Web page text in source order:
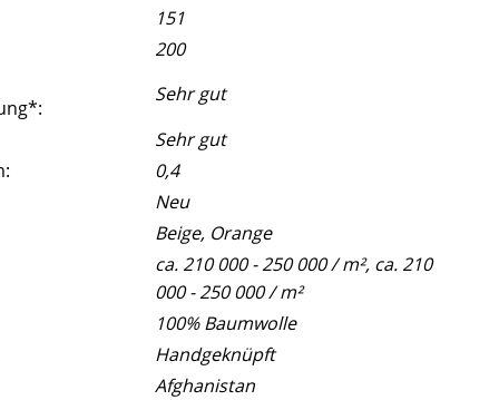
151
200
Sehr gut
Sehr gut
0,4
Neu
Beige, Orange
ca. 210 000 - 250 000 / m², ca. 210
000 - 250 000 / m²
100% Baumwolle
Handgeknüpft
Afghanistan